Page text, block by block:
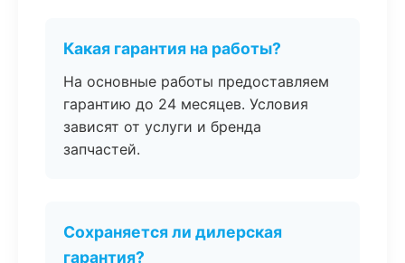
Какая гарантия на работы?
На основные работы предоставляем
гарантию до 24 месяцев. Условия
зависят от услуги и бренда
запчастей.
Сохраняется ли дилерская
гарантия?